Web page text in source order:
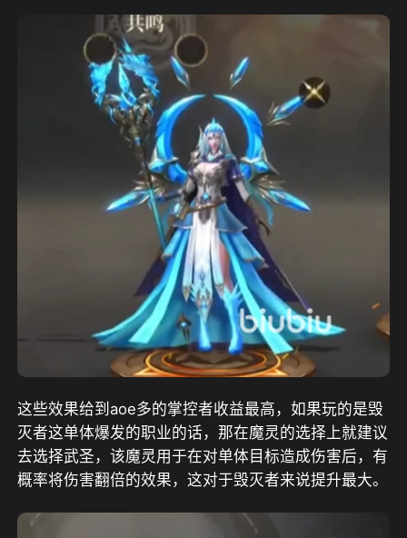
这些效果给到aoe多的掌控者收益最高，如果玩的是毁
灭者这单体爆发的职业的话，那在魔灵的选择上就建议
去选择武圣，该魔灵用于在对单体目标造成伤害后，有
概率将伤害翻倍的效果，这对于毁灭者来说提升最大。